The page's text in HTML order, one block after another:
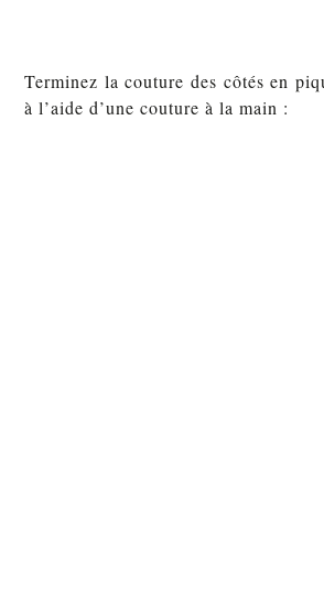
Terminez la couture des côtés en
à l’aide d’une couture à la main :